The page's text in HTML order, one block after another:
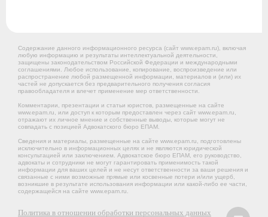
Содержание данного информационного ресурса (сайт www.epam.ru), включая
любую информацию и результаты интеллектуальной деятельности,
защищены законодательством Российской Федерации и международными
соглашениями. Любое использование, копирование, воспроизведение или
распространение любой размещенной информации, материалов и (или) их
частей не допускается без предварительного получения согласия
правообладателя и влечет применение мер ответственности.
Комментарии, презентации и статьи юристов, размещенные на сайте
www.epam.ru, или доступ к которым предоставлен через сайт www.epam.ru,
отражают их личное мнение и собственные выводы, которые могут не
совпадать с позицией Адвокатского бюро ЕПАМ.
Сведения и материалы, размещенные на сайте www.epam.ru, подготовлены
исключительно в информационных целях и не являются юридической
консультацией или заключением. Адвокатское бюро ЕПАМ, его руководство,
адвокаты и сотрудники не могут гарантировать применимость такой
информации для ваших целей и не несут ответственности за ваши решения и
связанные с ними возможные прямые или косвенные потери и/или ущерб,
возникшие в результате использования информации или какой-либо ее части,
содержащейся на сайте www.epam.ru.
Политика в отношении обработки персональных данных